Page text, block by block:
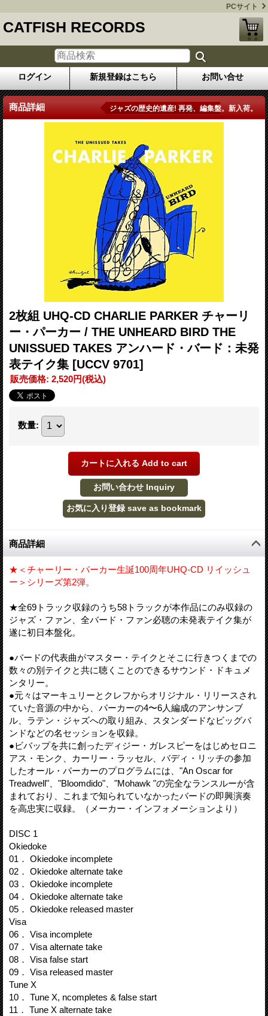
PCサイト
CATFISH RECORDS
ログイン 新規登録はこちら お問い合せ
商品詳細 ジャズの歴史的遺産! 再発、編集盤。新入荷。
2枚組 UHQ-CD CHARLIE PARKER チャーリ
ー・パーカー / THE UNHEARD BIRD THE
UNISSUED TAKES アンハード・バード：未発
表テイク集 [UCCV 9701]
販売価格: 2,520円(税込)
数量:
商品詳細
★＜チャーリー・パーカー生誕100周年UHQ-CD リイッシュ
ー＞シリーズ第2弾。
★全69トラック収録のうち58トラックが本作品にのみ収録の
ジャズ・ファン、全バード・ファン必聴の未発表テイク集が
遂に初日本盤化。
●バードの代表曲がマスター・テイクとそこに行きつくまでの
数々の別テイクと共に聴くことのできるサウンド・ドキュメ
ンタリー。
●元々はマーキュリーとクレフからオリジナル・リリースされ
ていた音源の中から、パーカーの4〜6人編成のアンサンブ
ル、ラテン・ジャズへの取り組み、スタンダードなビッグバ
ンドなどの名セッションを収録。
●ビバップを共に創ったディジー・ガレスピーをはじめセロニ
アス・モンク、カーリー・ラッセル、バディ・リッチの参加
したオール・パーカーのプログラムには、"An Oscar for
Treadwell"、"Bloomdido"、"Mohawk "の完全なランスルーが含
まれており、これまで知られていなかったバードの即興演奏
を高忠実に収録。（メーカー・インフォメーションより）
DISC 1
Okiedoke
01． Okiedoke incomplete
02． Okiedoke alternate take
03． Okiedoke incomplete
04． Okiedoke alternate take
05． Okiedoke released master
Visa
06． Visa incomplete
07． Visa alternate take
08． Visa false start
09． Visa released master
Tune X
10． Tune X, ncompletes & false start
11． Tune X alternate take